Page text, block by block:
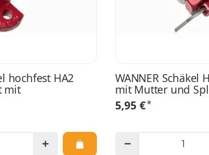
hochfest HA2
mit
WANNER Schäkel
mit Mutter und
5,95 €*